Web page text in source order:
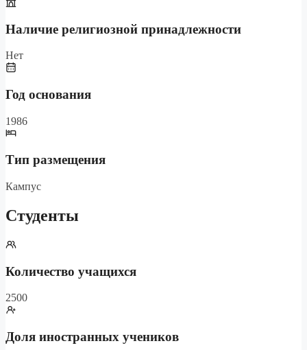
Наличие религиозной принадлежности
Нет
Год основания
1986
Тип размещения
Кампус
Студенты
Количество учащихся
2500
Доля иностранных учеников